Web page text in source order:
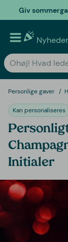
Giv
Nyheder
Personlige gaver
Kan personaliseres
Initialer